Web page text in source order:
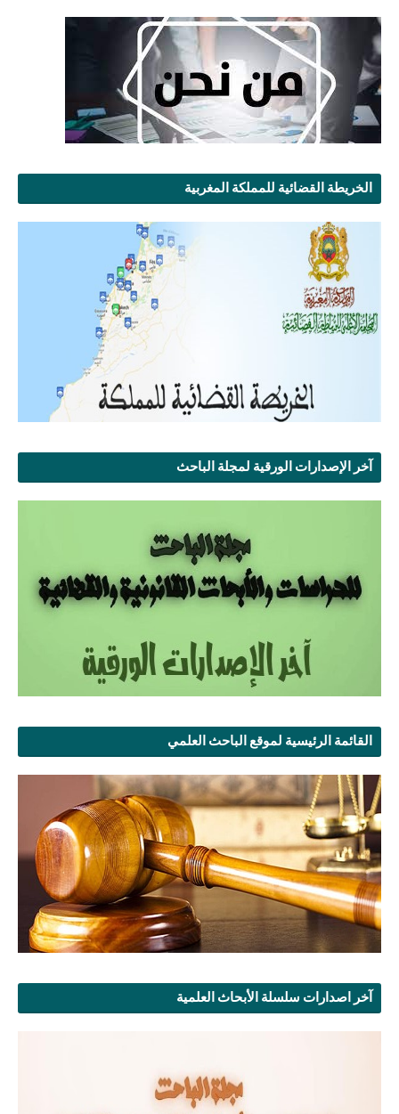
الخريطة القضائية للمملكة المغربية
آخر الإصدارات الورقية لمجلة الباحث
القائمة الرئيسية لموقع الباحث العلمي
آخر اصدارات سلسلة الأبحاث العلمية